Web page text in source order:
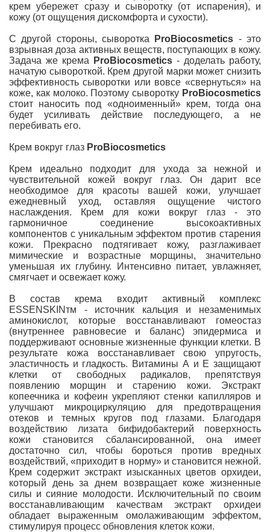
крем убережет сразу и сыворотку (от испарения), и
кожу (от ощущения дискомфорта и сухости).
С другой стороны, сыворотка ProBiocosmetics - это
взрывная доза активных веществ, поступающих в кожу.
Задача же крема
ProBiocosmetics - доделать работу,
начатую сывороткой. Крем другой марки может снизить
эффективность сыворотки или вовсе «свернуться» на
коже, как молоко. Поэтому сыворотку ProBiocosmetics
стоит наносить под «одноименный» крем, тогда она
будет усиливать действие последующего, а не
перебивать его.
Крем вокруг глаз ProBiocosmetics
Крем идеально подходит для ухода за нежной и
чувствительной кожей вокруг глаз. Он дарит все
необходимое для красоты вашей кожи, улучшает
ежедневный уход, оставляя ощущение чистого
наслаждения. Крем для кожи вокруг глаз - это
гармоничное соединение высокоактивных
компонентов с уникальным эффектом против старения
кожи. Прекрасно подтягивает кожу, разглаживает
мимические и возрастные морщины, значительно
уменьшая их глубину. Интенсивно питает, увлажняет,
смягчает и освежает кожу.
В состав крема входит активный комплекс
ESSENSKINтм - источник кальция и незаменимых
аминокислот, которые восстанавливают гомеостаз
(внутреннее равновесие и баланс) эпидермиса и
поддерживают основные жизненные функции клетки. В
результате кожа восстанавливает свою упругость,
эластичность и гладкость. Витамины А и Е защищают
клетки от свободных радикалов, препятствуя
появлению морщин и старению кожи. Экстракт
копеечника и кофеин укрепляют стенки капилляров и
улучшают микроциркуляцию для предотвращения
отеков и темных кругов под глазами. Благодаря
воздействию лизата бифидобактерий поверхность
кожи становится сбалансированной, она имеет
достаточно сил, чтобы бороться против вредных
воздействий, «приходит в норму» и становится нежной.
Крем содержит экстракт изысканных цветов орхидеи,
который день за днем возвращает коже жизненные
силы и сияние молодости. Исключительный по своим
восстанавливающим качествам экстракт орхидеи
обладает выраженным омолаживающим эффектом,
стимулируя процесс обновления клеток кожи.